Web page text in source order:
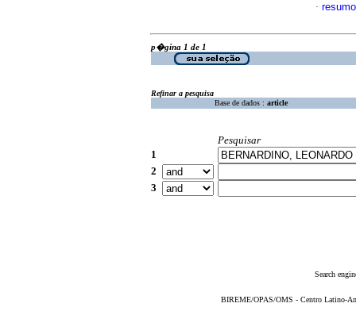
·
p�gina 1 de 1
Refinar a pesquisa
Base de dados : article
Pesquisar
1
2
3
Search
BIREME/OPAS/OMS - Centro Latino-